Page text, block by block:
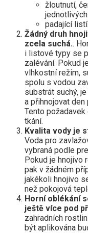
žloutnutí,
padající listí.
Žádný druh
zcela suchá..
i listové typy se
zalévání. Pokud
vlhkostní režim,
spolu s vodou
substrát suchý,
a přihnojovat
Tento
tkání.
Kvalita vody je
Voda pro
vybraná podle
Pokud je hnojivo
pak v žádném
jakékoli hnojivo
než pokojová
Horní oblékání
ještě více pod
zahradních
být aplikována